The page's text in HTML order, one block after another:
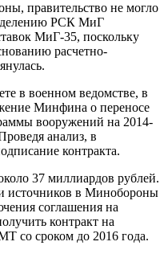
правительство не могло
РСК МиГ
МиГ-35, поскольку
расчетно-
в военном ведомстве, в
Минфина о переносе
вооружений на 2014-
анализ, в
контракта.
37 миллиардов рублей.
источников в Минобороны
соглашения на
контракт на
со сроком до 2016 года.